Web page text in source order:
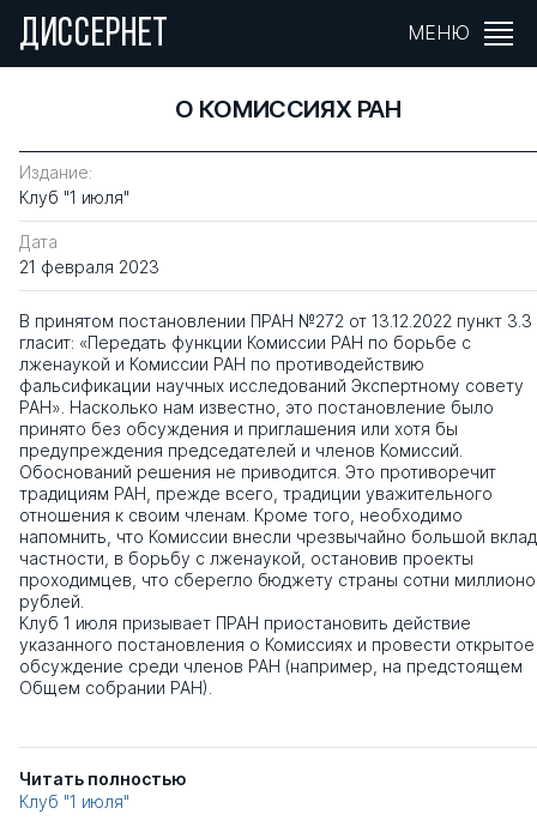
ДИССЕРНЕТ МЕНЮ
О КОМИССИЯХ РАН
Издание:
Клуб "1 июля"
Дата
21 февраля 2023
В принятом постановлении ПРАН №272 от 13.12.2022 пункт 3.3
гласит: «Передать функции Комиссии РАН по борьбе с
лженаукой и Комиссии РАН по противодействию
фальсификации научных исследований Экспертному совету
РАН». Насколько нам известно, это постановление было
принято без обсуждения и приглашения или хотя бы
предупреждения председателей и членов Комиссий.
Обоснований решения не приводится. Это противоречит
традициям РАН, прежде всего, традиции уважительного
отношения к своим членам. Кроме того, необходимо
напомнить, что Комиссии внесли чрезвычайно большой
частности, в борьбу с лженаукой, остановив проекты
проходимцев, что сберегло бюджету страны сотни
рублей.
Клуб 1 июля призывает ПРАН приостановить действие
указанного постановления о Комиссиях и провести открытое
обсуждение среди членов РАН (например, на предстоящем
Общем собрании РАН).
Читать полностью
Клуб "1 июля"